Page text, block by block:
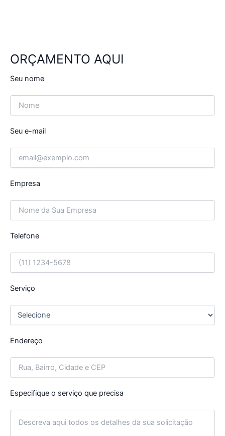
ORÇAMENTO AQUI
Seu nome
Seu e-mail
Empresa
Telefone
Serviço
Endereço
Especifique o serviço que precisa